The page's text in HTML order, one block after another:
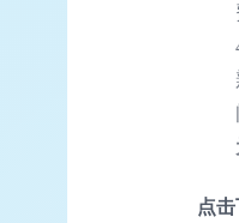
点